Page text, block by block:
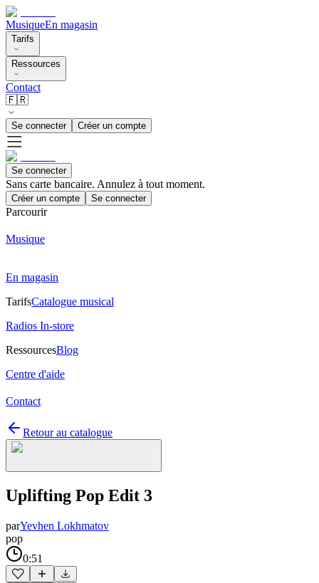
MusiqueEn magasin
Tarifs
Ressources
Contact
🇫🇷
Se connecter Créer un compte
Se connecter
Sans carte bancaire. Annulez à tout moment.
Créer un compte Se connecter
Parcourir
Musique
En magasin
TarifsCatalogue musical
Radios In-store
RessourcesBlog
Centre d'aide
Contact
Retour au catalogue
Uplifting Pop Edit 3
parYevhen Lokhmatov
pop
0:51